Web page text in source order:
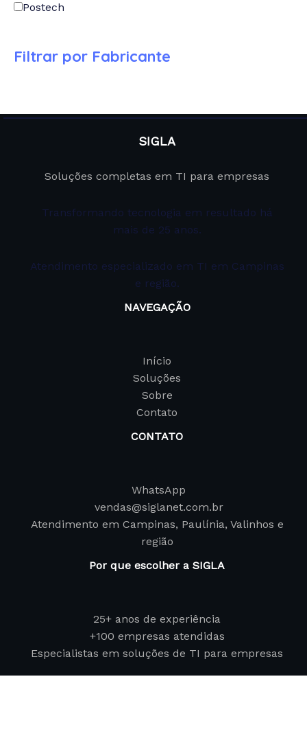
Postech
Filtrar por Fabricante
SIGLA
Soluções completas em TI para empresas
Transformando tecnologia em resultado há
mais de 25 anos.
Atendimento especializado em TI em Campinas
e região.
NAVEGAÇÃO
Início
Soluções
Sobre
Contato
CONTATO
WhatsApp
vendas@siglanet.com.br
Atendimento em Campinas, Paulínia, Valinhos e
região
Por que escolher a SIGLA
25+ anos de experiência
+100 empresas atendidas
Especialistas em soluções de TI para empresas